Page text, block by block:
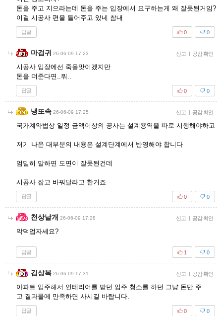
돈을 주고 지으라는데 돈을 주는 입장에서 요구하는게 왜 잘못된거임?
이걸 시공사 편을 들어주고 있네 참내
답글 0
0
마검귀 26-06-09 17:23 신고 | 공감 확인
시공사 입장에선 죽을맛이겠지만
돈을 더준다면..뭐..
답글 0
0
냉또속 26-06-09 17:25 신고 | 공감 확인
국가계약법상 일정 금액이상의 공사는 설계용역을 따로 시행해야하고
저기 나온 대부분의 내용은 설계단계에서 반영해야 합니다
엄밀히 말하면 도면이 잘못된건데
시공사 잡고 바꿔달라고 한거죠
답글 0
0
천상날개 26-06-09 17:28 신고 | 공감 확인
악덕업자세요?
답글 0
1
김상복 26-06-09 17:31 신고 | 공감 확인
아파트 입주해서 인테리어를 받던 입주 청소를 하던 그냥 돈만 주
고 결과물에 만족하면 사시길 바랍니다.
답글 0
0